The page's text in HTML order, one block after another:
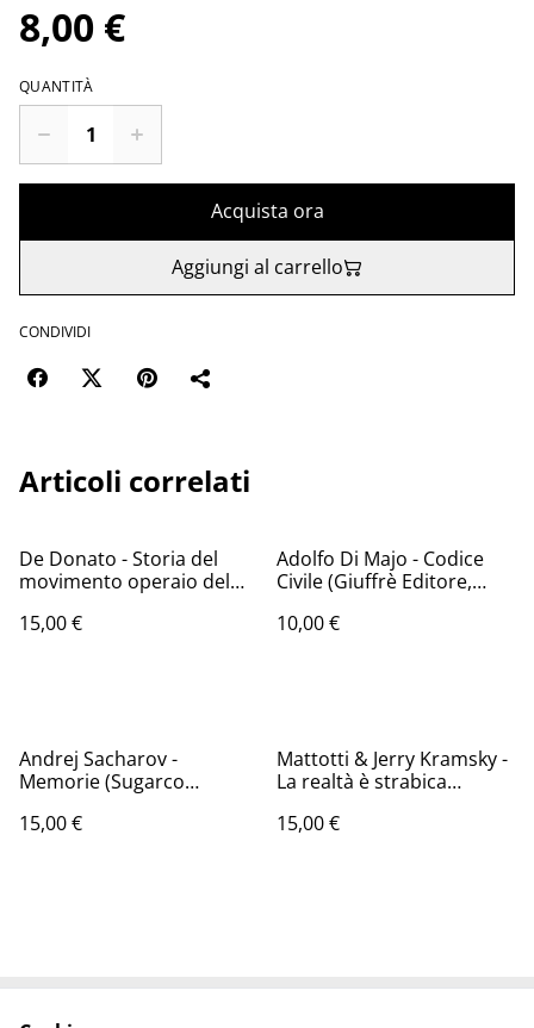
8,00 €
QUANTITÀ
Acquista ora
Aggiungi al carrello
CONDIVIDI
Articoli correlati
De Donato - Storia del
movimento operaio del
sociali in Piemonte (De
15,00 €
Adolfo Di Majo - Codice
Civile (Giuffrè Editore,
10,00 €
Andrej Sacharov -
Memorie (Sugarco
15,00 €
Mattotti & Jerry Kramsky -
La realtà è strabica
15,00 €